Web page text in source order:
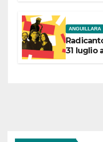
ANGUILLARA
31 luglio